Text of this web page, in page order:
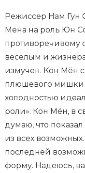
Режиссер Нам Гун
Мёна на роль Юн
противоречивому
веселым и
измучен. Кон Мён
плюшевого мишки
холодностью
роли». Кон Мён, в
думаю, что
из всех
последней
форму. Надеюсь,